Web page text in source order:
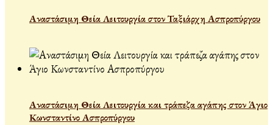
Αναστάσιμη Θεία Λειτουργία στον Ταξιάρχη Ασπροπύργου
Αναστάσιμη Θεία Λειτουργία και τράπεζα αγάπης στον Άγιο
Κωνσταντίνο Ασπροπύργου